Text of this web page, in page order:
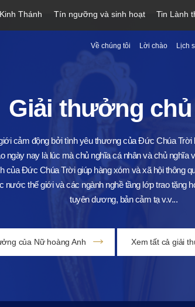
Thánh Tín ngưỡng và sinh hoạt Tin Lành
Về chúng tôi Lời chào Lịch
Giải thưởng chủ
cảm động bởi tình yêu thương của Đức Chúa Trời
ngày nay là lúc mà chủ nghĩa cá nhân và chủ nghĩa
của Đức Chúa Trời giúp hàng xóm và xã hội thông
nước thế giới và các ngành nghề tầng lớp trao tặng
tuyên dương, bản cảm tạ v.v...
của Nữ hoàng Anh Xem tất cả giải